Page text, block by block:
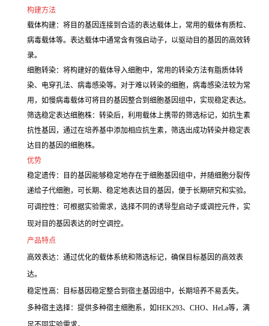
构建方法
载体构建：将目的基因连接到合适的表达载体上，常用的载体有质粒、
病毒载体等。表达载体中通常含有强启动子，以驱动目的基因的高效转
录。
细胞转染：将构建好的载体导入细胞中，常用的转染方法有脂质体转
染、电穿孔法、病毒感染等。对于难以转染的细胞，病毒感染法较为常
用，如慢病毒载体可将目的基因整合到细胞基因组中，实现稳定表达。
筛选稳定表达细胞株：转染后，利用载体上携带的筛选标记，如抗生素
抗性基因，通过在培养基中添加相应抗生素，筛选出成功转染并稳定表
达目的基因的细胞株。
优势
稳定遗传：目的基因能够稳定地存在于细胞基因组中，并随细胞分裂传
递给子代细胞，可长期、稳定地表达目的基因，便于长期研究和实验。
可调控性：可根据实验需求，选择不同的诱导型启动子或调控元件，实
现对目的基因表达的时空调控。
产品特点
高效表达：通过优化的载体系统和筛选标记，确保目标基因的高效表
达。
稳定性高：目标基因稳定整合到宿主基因组中，长期培养不易丢失。
多种宿主选择：提供多种宿主细胞系，如HEK293、CHO、HeLa等，满